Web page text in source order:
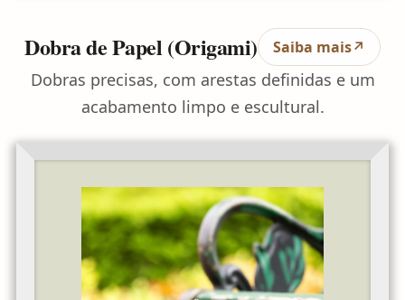
Dobra de Papel (Origami) Saiba mais↗
Dobras precisas, com arestas definidas e um
acabamento limpo e escultural.